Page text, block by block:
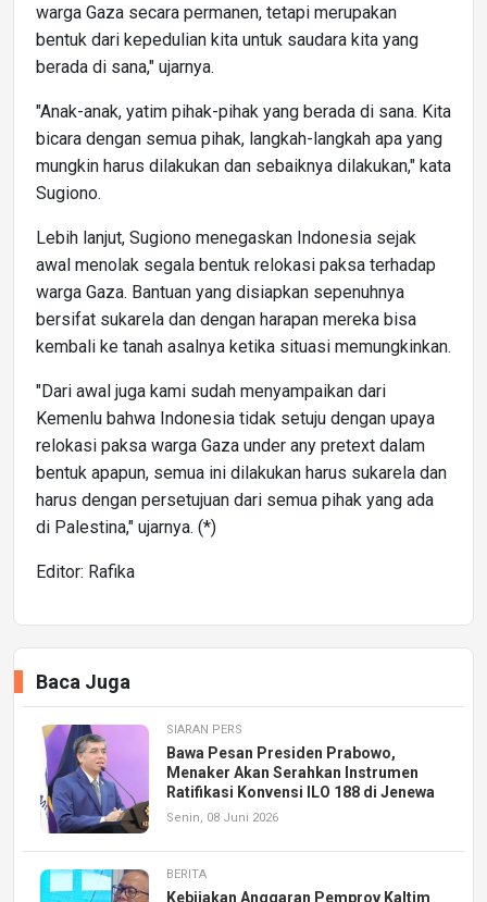
warga Gaza secara permanen, tetapi merupakan
bentuk dari kepedulian kita untuk saudara kita yang
berada di sana," ujarnya.
"Anak-anak, yatim pihak-pihak yang berada di sana. Kita
bicara dengan semua pihak, langkah-langkah apa yang
mungkin harus dilakukan dan sebaiknya dilakukan," kata
Sugiono.
Lebih lanjut, Sugiono menegaskan Indonesia sejak
awal menolak segala bentuk relokasi paksa terhadap
warga Gaza. Bantuan yang disiapkan sepenuhnya
bersifat sukarela dan dengan harapan mereka bisa
kembali ke tanah asalnya ketika situasi memungkinkan.
"Dari awal juga kami sudah menyampaikan dari
Kemenlu bahwa Indonesia tidak setuju dengan upaya
relokasi paksa warga Gaza under any pretext dalam
bentuk apapun, semua ini dilakukan harus sukarela dan
harus dengan persetujuan dari semua pihak yang ada
di Palestina," ujarnya. (*)
Editor: Rafika
Baca Juga
SIARAN PERS
Bawa Pesan Presiden Prabowo,
Menaker Akan Serahkan Instrumen
Ratifikasi Konvensi ILO 188 di Jenewa
Senin, 08 Juni 2026
BERITA
Kebijakan Anggaran Pemprov Kaltim